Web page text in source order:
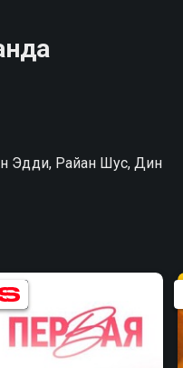
Эдди, Райан Шус, Дин